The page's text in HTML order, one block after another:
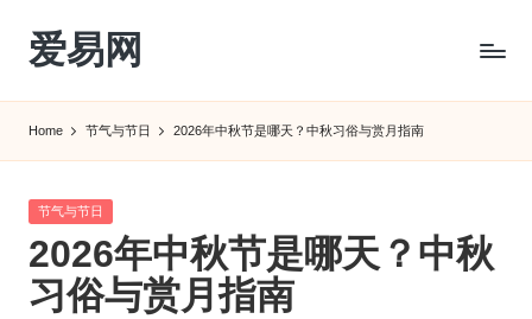
Skip
content
爱易网
转
农
历
阴
历
Home 节气与节日 2026年中秋节是哪天？中秋习俗与赏月指南
Posted
节气与节日
2026年中秋节是哪天？中秋
习俗与赏月指南